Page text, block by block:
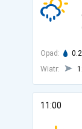
Opad:
Wiatr:
11:00